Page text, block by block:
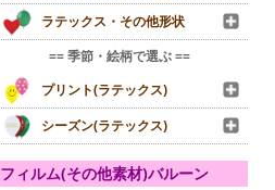
ラテックス・その他形状
== 季節・絵柄で選ぶ ==
プリント(ラテックス)
シーズン(ラテックス)
フィルム(その他素材)バルーン